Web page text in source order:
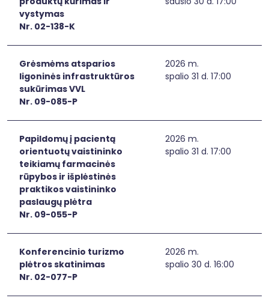
vystymas
Nr. 02-138-K
Grėsmėms atsparios
ligoninės infrastruktūros
sukūrimas VVL
Nr. 09-085-P
2026 m.
spalio 31 d. 17:00
Papildomų į pacientą
orientuotų vaistininko
teikiamų farmacinės
rūpybos ir išplėstinės
praktikos vaistininko
paslaugų plėtra
Nr. 09-055-P
2026 m.
spalio 31 d. 17:00
Konferencinio turizmo
plėtros skatinimas
Nr. 02-077-P
2026 m.
spalio 30 d. 16:00